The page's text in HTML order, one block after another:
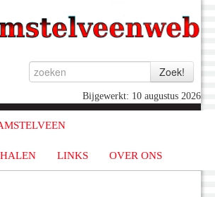
Bijgewerkt: 10 augustus 2026
LINKS OVER ONS